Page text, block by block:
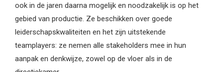
ook in de jaren daarna mogelijk en noodzakelijk is op het
gebied van productie. Ze beschikken over goede
leiderschapskwaliteiten en het zijn uitstekende
teamplayers: ze nemen alle stakeholders mee in hun
aanpak en denkwijze, zowel op de vloer als in de